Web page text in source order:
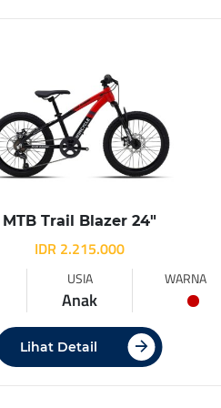
MTB Trail Blazer 24″
IDR 2.215.000
USIA
Anak
WARNA
Lihat Detail